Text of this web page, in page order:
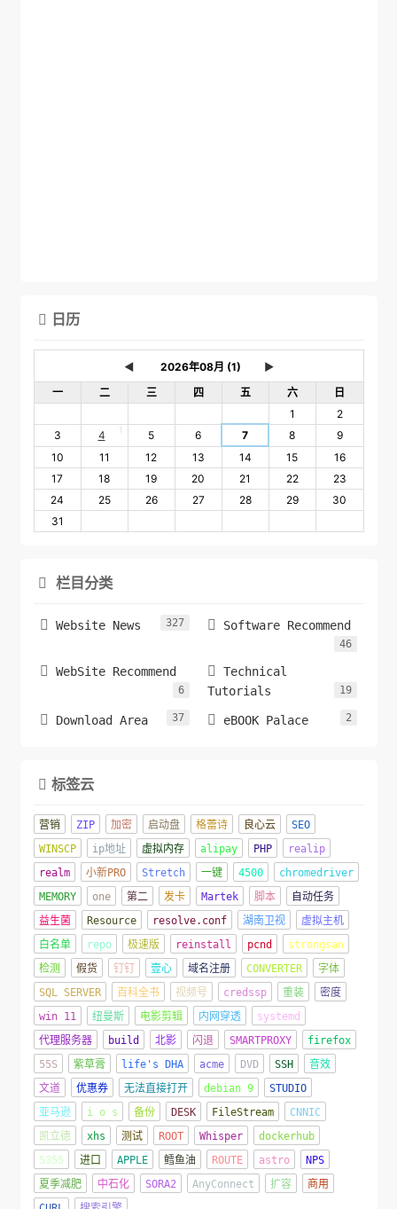
 日历
◄
►
一
二 三 四 五 六
日
1
2
3
4 1 5 6 7 8
9
10
11 12 13 14 15
16
17
18 19 20 21 22
23
24
25 26 27 28 29
30
31
 栏目分类
 Website News 327  Software Recommend
46
 WebSite Recommend
6

Technical
Tutorials
19
 Download Area 37  eBOOK Palace 2
 标签云
营销 ZIP 加密 启动盘 格蕾诗 良心云
SEO
WINSCP
ip地址 虚拟内存 alipay PHP
realip
realm
小新PRO Stretch 一键 4500
chromedriver
MEMORY
one 第二 发卡 Martek 脚本
自动任务
益生菌
Resource resolve.conf 湖南卫视
虚拟主机
白名单
repo 极速版 reinstall pcnd
strongsan
检测
假货 钉钉 壹心 域名注册 CONVERTER
字体
SQL SERVER
百科全书 视频号 credssp 重装
密度
win 11
纽曼斯 电影剪辑 内网穿透
systemd
代理服务器
build 北影 闪退 SMARTPROXY
firefox
55S
紫草膏 life's DHA acme DVD SSH
音效
文道
优惠券 无法直接打开 debian 9
STUDIO
亚马逊
i o s 备份 DESK FileStream
CNNIC
凯立德
xhs 测试 ROOT Whisper
dockerhub
5355
进口 APPLE 鳕鱼油 ROUTE astro
NPS
夏季减肥
中石化 SORA2 AnyConnect 扩容
商用